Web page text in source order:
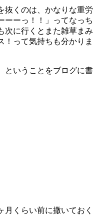
抜くのは、かなりな重労
ーーっ！！」ってなっち
次に行くとまた雑草まみ
！って気持ちも分かりま
ということをブログに書
月くらい前に撒いておく